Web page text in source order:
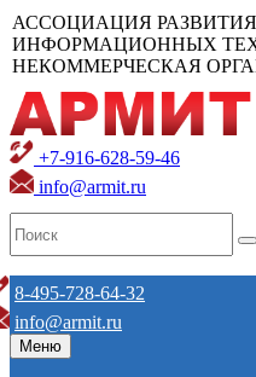
АССОЦИАЦИЯ
ИНФОРМАЦИОННЫХ
НЕКОММЕРЧЕСКАЯ
+7-916-628-59-46
info@armit.ru
8-495-728-64-32
info@armit.ru
Меню